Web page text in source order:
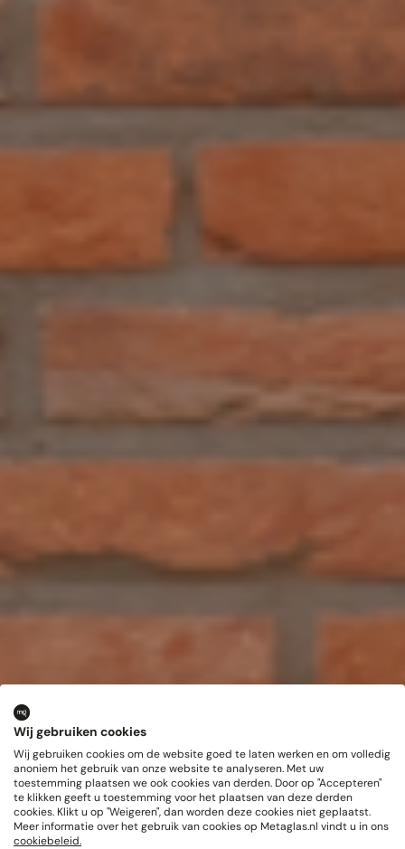
Wij gebruiken cookies
Wij gebruiken cookies om de website goed te laten werken en om volledig
anoniem het gebruik van onze website te analyseren. Met uw
toestemming plaatsen we ook cookies van derden. Door op "Accepteren"
te klikken geeft u toestemming voor het plaatsen van deze derden
cookies. Klikt u op "Weigeren", dan worden deze cookies niet geplaatst.
Meer informatie over het gebruik van cookies op Metaglas.nl vindt u in ons
cookiebeleid.